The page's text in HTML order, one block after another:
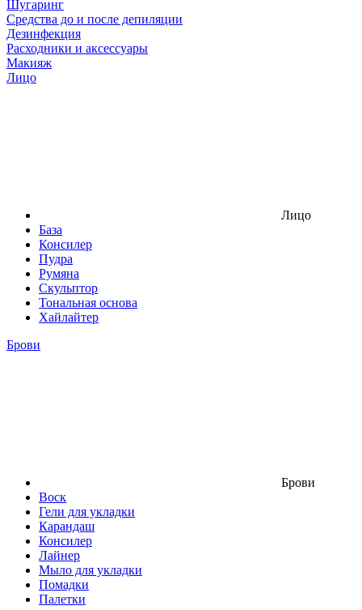
Шугаринг
Средства до и после депиляции
Дезинфекция
Расходники и аксессуары
Макияж
Лицо
Лицо
База
Консилер
Пудра
Румяна
Скульптор
Тональная основа
Хайлайтер
Брови
Брови
Воск
Гели для укладки
Карандаш
Консилер
Лайнер
Мыло для укладки
Помадки
Палетки